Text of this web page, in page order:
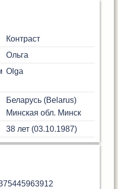
Контраст
Ольга
Olga
Беларусь (Belarus)
Минская обл. Минск
38 лет (03.10.1987)